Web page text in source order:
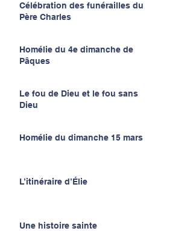
Célébration des funérailles du
Père Charles
Homélie du 4e dimanche de
Pâques
Le fou de Dieu et le fou sans
Dieu
Homélie du dimanche 15 mars
L’itinéraire d’Élie
Une histoire sainte